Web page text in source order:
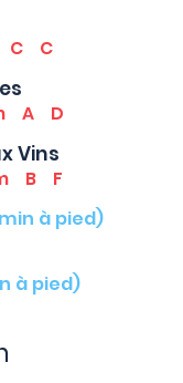
C C
A D
Vins
B F
à pied)
à pied)